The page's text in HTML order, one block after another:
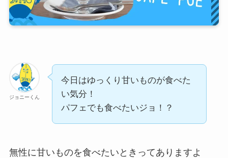
ジョニーくん
今日はゆっくり甘いものが食べた
い気分！
パフェでも食べたいジョ！？
無性に甘いものを食べたいときってありますよ